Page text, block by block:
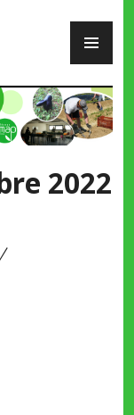
2022
/